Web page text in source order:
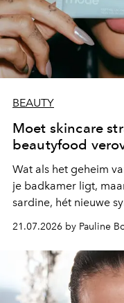
BEAUTY
Moet skincare
beautyfood
Wat als het geheim
je badkamer ligt,
sardine, hét nieuwe
kijker met twee
21.07.2026 by Pauline